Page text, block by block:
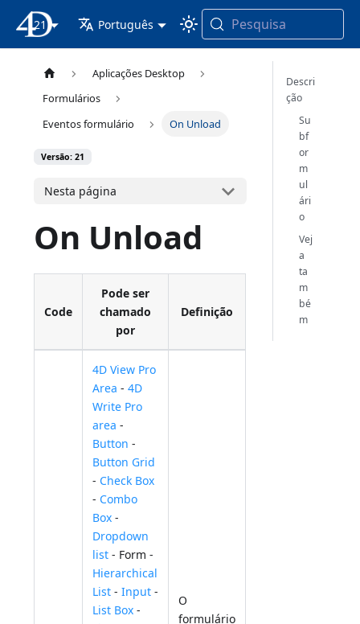
Documentação 4D
21 Português Pesquisa
Aplicações Desktop
Formulários
Eventos formulário
On Unload
Versão: 21
Nesta página
On Unload
Code
Pode ser
chamado
por
Definição
4D View Pro
Area -4D
Write Pro
area -
Button -
Button Grid
- Check Box
- Combo
Box -
Dropdown
list - Form -
Hierarchical
List -Input -
List Box -
O
formulário
Descri
ção
Su
bf
or
m
ul
ári
o
Vej
a
ta
m
bé
m